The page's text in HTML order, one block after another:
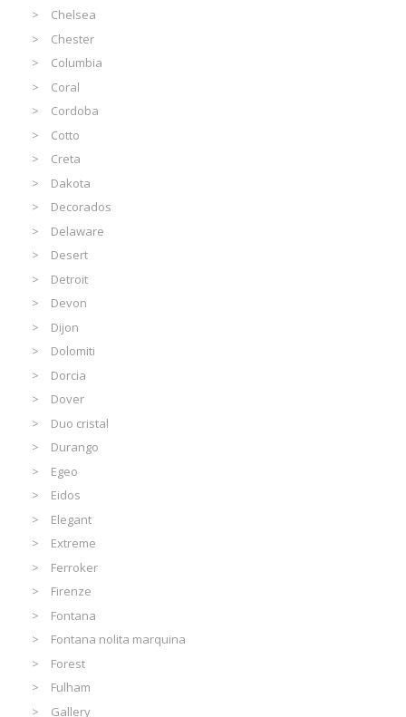
Chelsea
Chester
Columbia
Coral
Cordoba
Cotto
Creta
Dakota
Decorados
Delaware
Desert
Detroit
Devon
Dijon
Dolomiti
Dorcia
Dover
Duo cristal
Durango
Egeo
Eidos
Elegant
Extreme
Ferroker
Firenze
Fontana
Fontana nolita marquina
Forest
Fulham
Gallery